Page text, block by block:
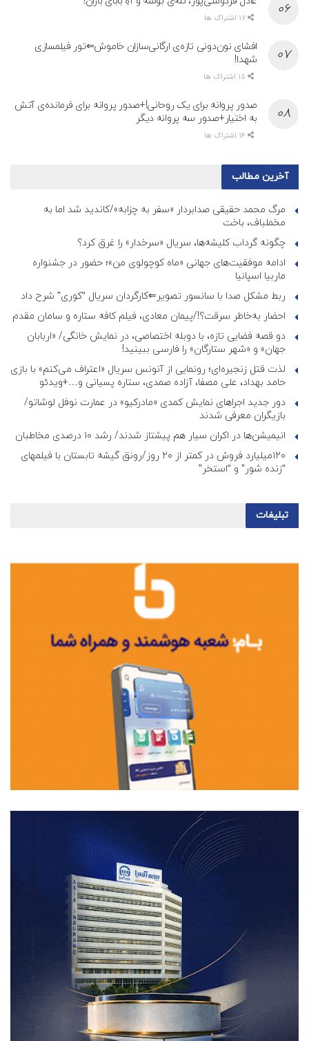
افشای نون‌دونی تازه‌ی ارگانی‌سازان خاموش⇐تور فیلمسازی
شهدا!
صدور پروانه برای یک روحانی!+صدور پروانه برای فرمانده‌ی آتش
به اختیار+صدور سه پروانه دیگر
آخرین مطالب
مرگ محمد حقیقی صدابردار «سفر به چزابه»/کاندید شد اما به
مخملباف، باخت
چگونه گرداب کلیشه‌ها، سریال «سرخدار» را غرق کرد؟
ادامه موفقیت‌های جهانی «ماه کوچولوی من»؛ حضور در جشنواره
ماربیا اسپانیا
ربط مشکل صدا با سانسور تصویر⇐کارگردان سریال “کوری” شرح داد
احضار به‌خاطر سرقت؟!/پیمان معادی، فیلم کافه ستاره و سامان مقدم
دو قصه فضایی تازه، با دوبله اختصاصی، در نمایش خانگی/ «اربابان
جهان» و «شهر ستارگان» را فارسی ببینید!
لذت قتل زنجیره‌ای؛ رونمایی از آنونس سریال «اعتراف می‌کنم» با بازی
حامد بهداد، علی مصفا، آزاده صمدی، ستاره پسیانی و…+ویدئو
دور جدید اجراهای نمایش کمدی «مادرکیو» در عمارت نوفل لوشاتو/
بازیگران معرفی شدند
انیمیشن‌ها در اکران سیار هم پیشتاز شدند/ رشد ۱۰ درصدی مخاطبان
۱۲۰میلیارد فروش در کمتر از ۲۰ روز/رونق گیشه تابستان با فیلمهای
“زنده شور” و “استخر”
تبلیغات